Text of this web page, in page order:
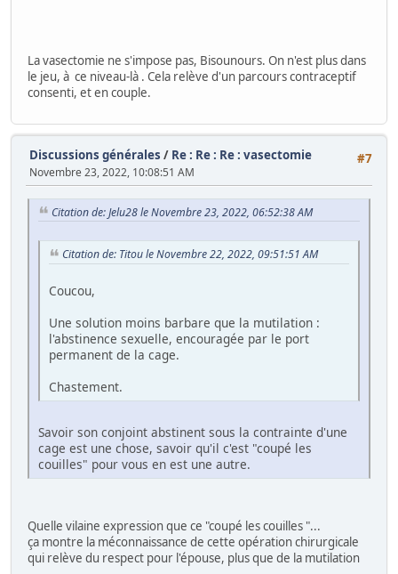
La vasectomie ne s'impose pas, Bisounours. On n'est plus dans
le jeu, à ce niveau-là . Cela relève d'un parcours contraceptif
consenti, et en couple.
#7
Discussions générales / Re : Re : Re : vasectomie
Novembre 23, 2022, 10:08:51 AM
Citation de: Jelu28 le Novembre 23, 2022, 06:52:38 AM
Citation de: Titou le Novembre 22, 2022, 09:51:51 AM
Coucou,
Une solution moins barbare que la mutilation :
l'abstinence sexuelle, encouragée par le port
permanent de la cage.
Chastement.
Savoir son conjoint abstinent sous la contrainte d'une
cage est une chose, savoir qu'il c'est "coupé les
couilles" pour vous en est une autre.
Quelle vilaine expression que ce "coupé les couilles "...
ça montre la méconnaissance de cette opération chirurgicale
qui relève du respect pour l'épouse, plus que de la mutilation